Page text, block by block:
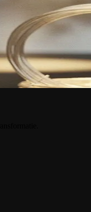
en deadline-
tussen systemen
naar Microsoft Azure
het klantportaal